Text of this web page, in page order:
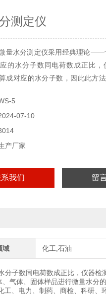
测定仪
量水分测定仪采用经典理论——
的水分子数同电荷数成正比
成对应的水分子数，因此此方
,低功耗节能设计，可内置蓄电
力、制药、商检、科研、环保等
5
07-10
产厂家
我们 留
域 化工,石油
子数同电荷数成正比，仪器检
气体、固体样品进行微量水分
、电力、制药、商检、科研、